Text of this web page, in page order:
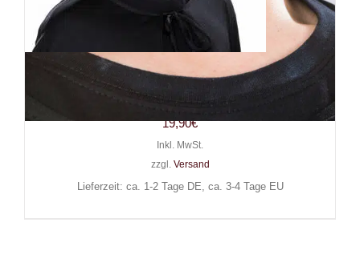
Mad Moonshine Stehkragen
Dracula
19,90€
Inkl. MwSt.
zzgl. Versand
Lieferzeit: ca. 1-2 Tage DE, ca. 3-4 Tage EU